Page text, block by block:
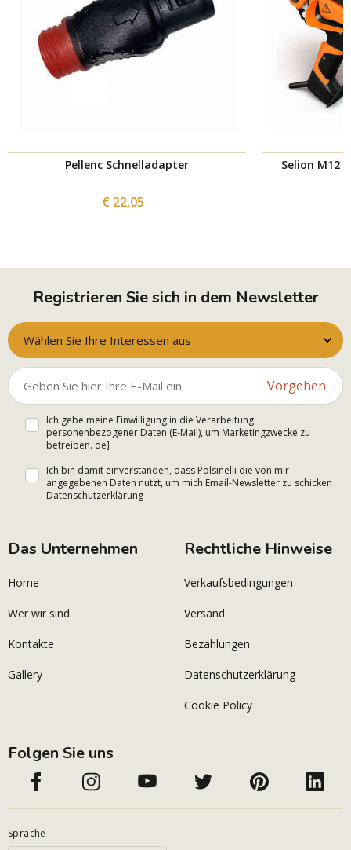
Pellenc Schnelladapter
€ 22,05
Selion M12
Registrieren Sie sich in dem Newsletter
Wählen Sie Ihre Interessen aus
Vorgehen
Ich gebe meine Einwilligung in die Verarbeitung
personenbezogener Daten (E-Mail), um Marketingzwecke zu
betreiben. de]
Ich bin damit einverstanden, dass Polsinelli die von mir
angegebenen Daten nutzt, um mich Email-Newsletter zu schicken
Datenschutzerklärung
Das Unternehmen
Home
Wer wir sind
Kontakte
Gallery
Rechtliche Hinweise
Verkaufsbedingungen
Versand
Bezahlungen
Datenschutzerklärung
Cookie Policy
Folgen Sie uns
Sprache